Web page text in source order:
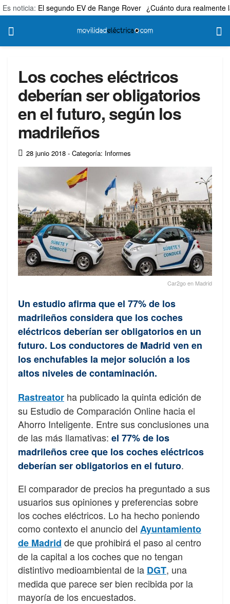
Es noticia: El segundo EV de Range Rover ¿Cuánto dura realmente
Los coches eléctricos
deberían ser obligatorios
en el futuro, según los
madrileños
28 junio 2018 - Categoría: Informes
Car2go en Madrid
Un estudio afirma que el 77% de los
madrileños considera que los coches
eléctricos deberían ser obligatorios en un
futuro. Los conductores de Madrid ven en
los enchufables la mejor solución a los
altos niveles de contaminación.
Rastreator ha publicado la quinta edición de
su Estudio de Comparación Online hacia el
Ahorro Inteligente. Entre sus conclusiones una
de las más llamativas: el 77% de los
madrileños cree que los coches eléctricos
deberían ser obligatorios en el futuro.
El comparador de precios ha preguntado a sus
usuarios sus opiniones y preferencias sobre
los coches eléctricos. Lo ha hecho poniendo
como contexto el anuncio del Ayuntamiento
de Madrid de que prohibirá el paso al centro
de la capital a los coches que no tengan
distintivo medioambiental de la DGT, una
medida que parece ser bien recibida por la
mayoría de los encuestados.